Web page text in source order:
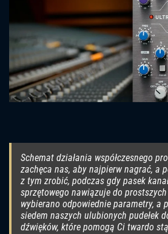
Schemat działania współczesnego
zachęca nas, aby najpierw nagrać, a
z tym zrobić, podczas gdy pasek
sprzętowego nawiązuje do
wybierano odpowiednie parametry, a
siedem naszych ulubionych pudełek
dźwięków, które pomogą Ci twardo